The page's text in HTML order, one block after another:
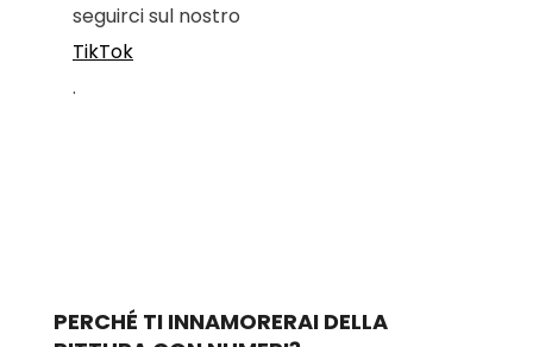
seguirci sul nostro
TikTok
.
PERCHÉ TI INNAMORERAI DELLA